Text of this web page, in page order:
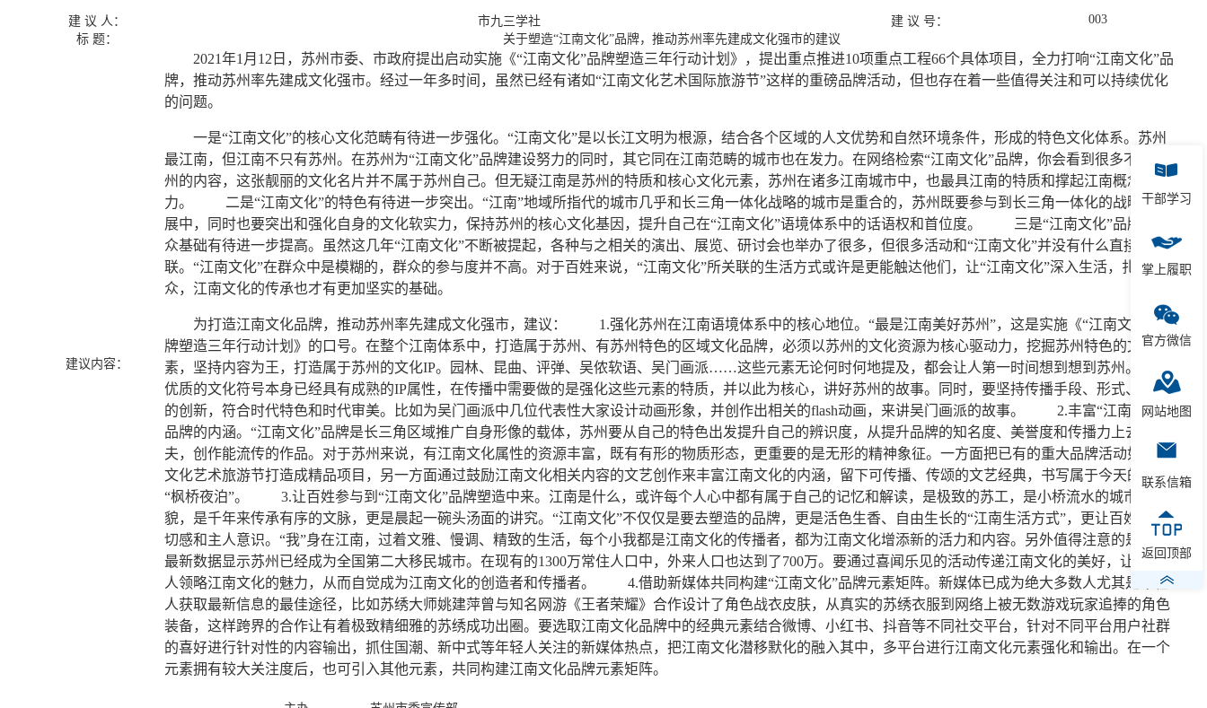
建 议 人： 市九三学社 建 议 号：
003
标 题：
关于塑造“江南文化”品牌，推动苏州率先建成文化强市的建议
建议内容：
2021年1月12日，苏州市委、市政府提出启动实施《“江南文化”品牌塑造三年行动计划》，提出重点推进10项重点工程66个具体项目，全力打响“江南文化”品
牌，推动苏州率先建成文化强市。经过一年多时间，虽然已经有诸如“江南文化艺术国际旅游节”这样的重磅品牌活动，但也存在着一些值得关注和可以持续优化
的问题。
一是“江南文化”的核心文化范畴有待进一步强化。“江南文化”是以长江文明为根源，结合各个区域的人文优势和自然环境条件，形成的特色文化体系。苏州
最江南，但江南不只有苏州。在苏州为“江南文化”品牌建设努力的同时，其它同在江南范畴的城市也在发力。在网络检索“江南文化”品牌，你会看到很多不是苏
州的内容，这张靓丽的文化名片并不属于苏州自己。但无疑江南是苏州的特质和核心文化元素，苏州在诸多江南城市中，也最具江南的特质和撑起江南概念的实
力。 二是“江南文化”的特色有待进一步突出。“江南”地域所指代的城市几乎和长三角一体化战略的城市是重合的，苏州既要参与到长三角一体化的战略大发
展中，同时也要突出和强化自身的文化软实力，保持苏州的核心文化基因，提升自己在“江南文化”语境体系中的话语权和首位度。 三是“江南文化”品牌的群
众基础有待进一步提高。虽然这几年“江南文化”不断被提起，各种与之相关的演出、展览、研讨会也举办了很多，但很多活动和“江南文化”并没有什么直接的关
联。“江南文化”在群众中是模糊的，群众的参与度并不高。对于百姓来说，“江南文化”所关联的生活方式或许是更能触达他们，让“江南文化”深入生活，扎根群
众，江南文化的传承也才有更加坚实的基础。
为打造江南文化品牌，推动苏州率先建成文化强市，建议： 1.强化苏州在江南语境体系中的核心地位。“最是江南美好苏州”，这是实施《“江南文化”品
牌塑造三年行动计划》的口号。在整个江南体系中，打造属于苏州、有苏州特色的区域文化品牌，必须以苏州的文化资源为核心驱动力，挖掘苏州特色的文化元
素，坚持内容为王，打造属于苏州的文化IP。园林、昆曲、评弹、吴侬软语、吴门画派……这些元素无论何时何地提及，都会让人第一时间想到想到苏州。这些
优质的文化符号本身已经具有成熟的IP属性，在传播中需要做的是强化这些元素的特质，并以此为核心，讲好苏州的故事。同时，要坚持传播手段、形式、方式
的创新，符合时代特色和时代审美。比如为吴门画派中几位代表性大家设计动画形象，并创作出相关的flash动画，来讲吴门画派的故事。 2.丰富“江南文化”
品牌的内涵。“江南文化”品牌是长三角区域推广自身形像的载体，苏州要从自己的特色出发提升自己的辨识度，从提升品牌的知名度、美誉度和传播力上去下功
夫，创作能流传的作品。对于苏州来说，有江南文化属性的资源丰富，既有有形的物质形态，更重要的是无形的精神象征。一方面把已有的重大品牌活动如江南
文化艺术旅游节打造成精品项目，另一方面通过鼓励江南文化相关内容的文艺创作来丰富江南文化的内涵，留下可传播、传颂的文艺经典，书写属于今天的经典
“枫桥夜泊”。 3.让百姓参与到“江南文化”品牌塑造中来。江南是什么，或许每个人心中都有属于自己的记忆和解读，是极致的苏工，是小桥流水的城市风
貌，是千年来传承有序的文脉，更是晨起一碗头汤面的讲究。“江南文化”不仅仅是要去塑造的品牌，更是活色生香、自由生长的“江南生活方式”，更让百姓有亲
切感和主人意识。“我”身在江南，过着文雅、慢调、精致的生活，每个小我都是江南文化的传播者，都为江南文化增添新的活力和内容。另外值得注意的是，据
最新数据显示苏州已经成为全国第二大移民城市。在现有的1300万常住人口中，外来人口也达到了700万。要通过喜闻乐见的活动传递江南文化的美好，让新苏州
人领略江南文化的魅力，从而自觉成为江南文化的创造者和传播者。 4.借助新媒体共同构建“江南文化”品牌元素矩阵。新媒体已成为绝大多数人尤其是年轻
人获取最新信息的最佳途径，比如苏绣大师姚建萍曾与知名网游《王者荣耀》合作设计了角色战衣皮肤，从真实的苏绣衣服到网络上被无数游戏玩家追捧的角色
装备，这样跨界的合作让有着极致精细雅的苏绣成功出圈。要选取江南文化品牌中的经典元素结合微博、小红书、抖音等不同社交平台，针对不同平台用户社群
的喜好进行针对性的内容输出，抓住国潮、新中式等年轻人关注的新媒体热点，把江南文化潜移默化的融入其中，多平台进行江南文化元素强化和输出。在一个
元素拥有较大关注度后，也可引入其他元素，共同构建江南文化品牌元素矩阵。
干部学习
掌上履职
官方微信
网站地图
联系信箱
返回顶部